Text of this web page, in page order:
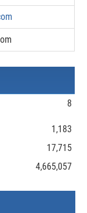
8
1,183
17,715
4,665,057